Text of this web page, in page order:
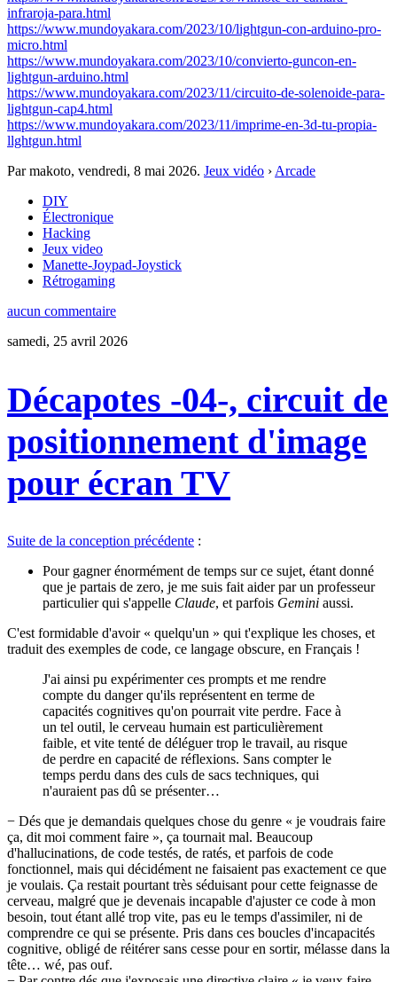
infraroja-para.html
https://www.mundoyakara.com/2023/10/lightgun-con-arduino-pro-
micro.html
https://www.mundoyakara.com/2023/10/convierto-guncon-en-
lightgun-arduino.html
https://www.mundoyakara.com/2023/11/circuito-de-solenoide-para-
lightgun-cap4.html
https://www.mundoyakara.com/2023/11/imprime-en-3d-tu-propia-
llghtgun.html
Par makoto, vendredi, 8 mai 2026. Jeux vidéo › Arcade
DIY
Électronique
Hacking
Jeux video
Manette-Joypad-Joystick
Rétrogaming
aucun commentaire
samedi, 25 avril 2026
Décapotes -04-, circuit de
positionnement d'image
pour écran TV
Suite de la conception précédente :
Pour gagner énormément de temps sur ce sujet, étant donné
que je partais de zero, je me suis fait aider par un professeur
particulier qui s'appelle Claude, et parfois Gemini aussi.
C'est formidable d'avoir « quelqu'un » qui t'explique les choses, et
traduit des exemples de code, ce langage obscure, en Français !
J'ai ainsi pu expérimenter ces prompts et me rendre
compte du danger qu'ils représentent en terme de
capacités cognitives qu'on pourrait vite perdre. Face à
un tel outil, le cerveau humain est particulièrement
faible, et vite tenté de déléguer trop le travail, au risque
de perdre en capacité de réflexions. Sans compter le
temps perdu dans des culs de sacs techniques, qui
n'auraient pas dû se présenter…
− Dés que je demandais quelques chose du genre « je voudrais faire
ça, dit moi comment faire », ça tournait mal. Beaucoup
d'hallucinations, de code testés, de ratés, et parfois de code
fonctionnel, mais qui décidément ne faisaient pas exactement ce que
je voulais. Ça restait pourtant très séduisant pour cette feignasse de
cerveau, malgré que je devenais incapable d'ajuster ce code à mon
besoin, tout étant allé trop vite, pas eu le temps d'assimiler, ni de
comprendre ce qui se présente. Pris dans ces boucles d'incapacités
cognitive, obligé de réitérer sans cesse pour en sortir, mélasse dans la
tête… wé, pas ouf.